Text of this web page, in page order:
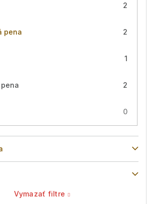
2
pena 2
1
2
0
Vymazať filtre